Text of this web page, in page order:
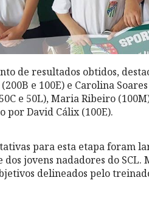
de resultados obtidos,
e 100E) e Carolina
e 50L), Maria Ribeiro
por David Cálix (100E).
para esta etapa foram
jovens nadadores do
delineados pelo